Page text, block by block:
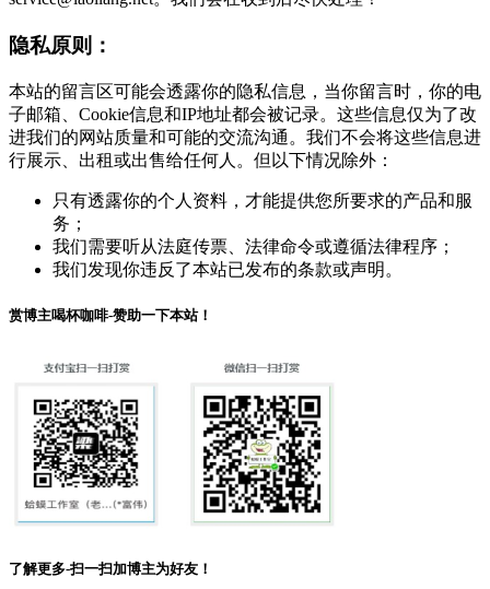
隐私原则：
本站的留言区可能会透露你的隐私信息，当你留言时，你的电
子邮箱、Cookie信息和IP地址都会被记录。这些信息仅为了改
进我们的网站质量和可能的交流沟通。我们不会将这些信息进
行展示、出租或出售给任何人。但以下情况除外：
只有透露你的个人资料，才能提供您所要求的产品和服
务；
我们需要听从法庭传票、法律命令或遵循法律程序；
我们发现你违反了本站已发布的条款或声明。
赏博主喝杯咖啡-赞助一下本站！
了解更多-扫一扫加博主为好友！